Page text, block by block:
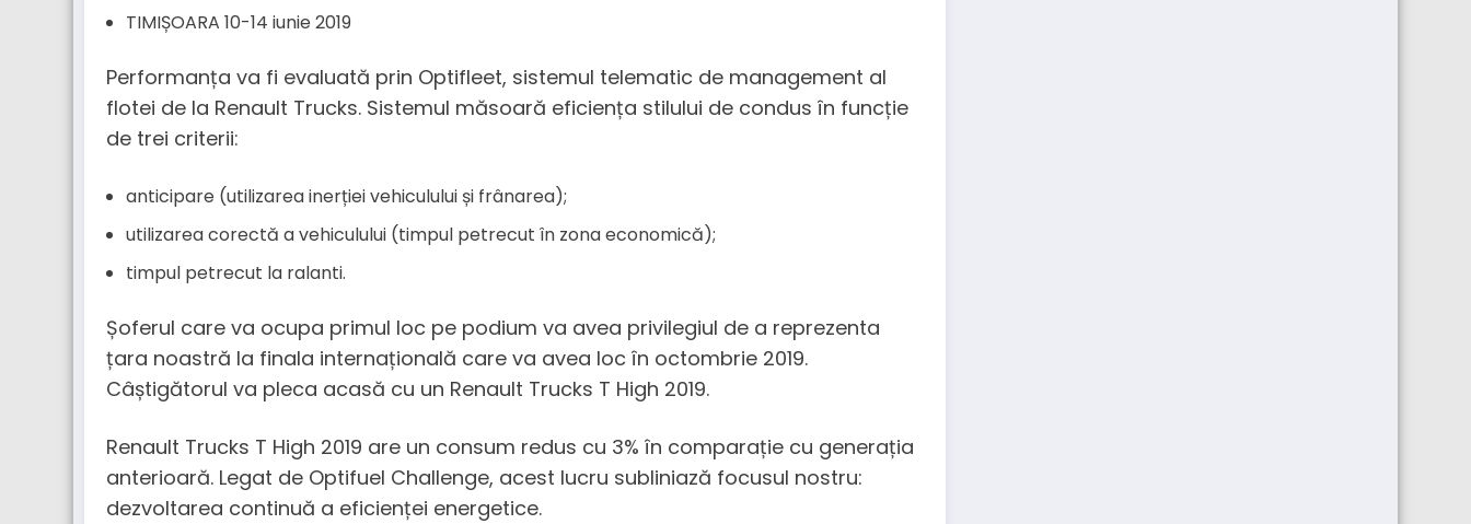
TIMIȘOARA 10-14 iunie 2019
Performanța va fi evaluată prin Optifleet, sistemul telematic de management al
flotei de la Renault Trucks. Sistemul măsoară eficiența stilului de condus în funcție
de trei criterii:
anticipare (utilizarea inerției vehiculului și frânarea);
utilizarea corectă a vehiculului (timpul petrecut în zona economică);
timpul petrecut la ralanti.
Șoferul care va ocupa primul loc pe podium va avea privilegiul de a reprezenta
țara noastră la finala internațională care va avea loc în octombrie 2019.
Câștigătorul va pleca acasă cu un Renault Trucks T High 2019.
Renault Trucks T High 2019 are un consum redus cu 3% în comparație cu generația
anterioară. Legat de Optifuel Challenge, acest lucru subliniază focusul nostru:
dezvoltarea continuă a eficienței energetice.